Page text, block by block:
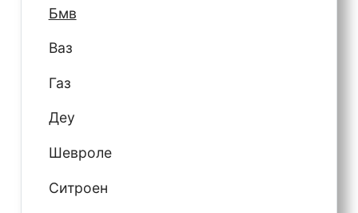
Бмв
Ваз
Газ
Деу
Шевроле
Ситроен